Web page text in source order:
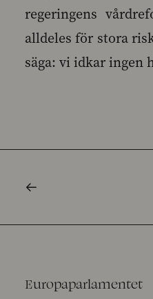
regeringens
alldeles för stora
säga: vi idkar ingen
Europaparlamentet